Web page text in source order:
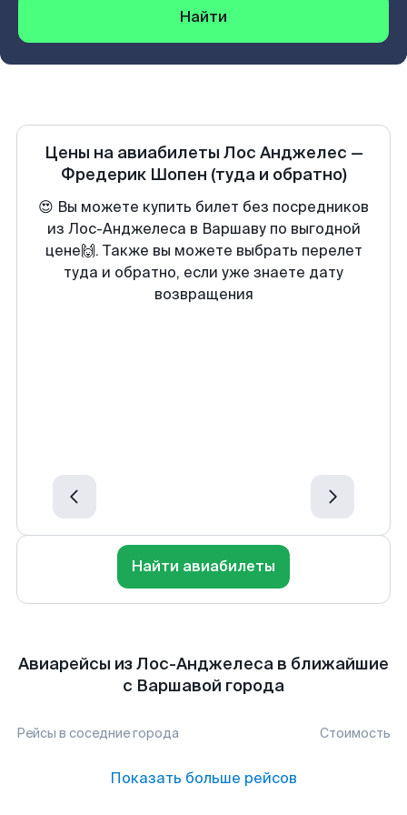
Найти
Цены на авиабилеты Лос Анджелес —
Фредерик Шопен (туда и обратно)
😍 Вы можете купить билет без посредников
из Лос-Анджелеса в Варшаву по выгодной
цене🙌. Также вы можете выбрать перелет
туда и обратно, если уже знаете дату
возвращения
Найти авиабилеты
Авиарейсы из Лос-Анджелеса в ближайшие
с Варшавой города
Рейсы в соседние города Стоимость
Показать больше рейсов